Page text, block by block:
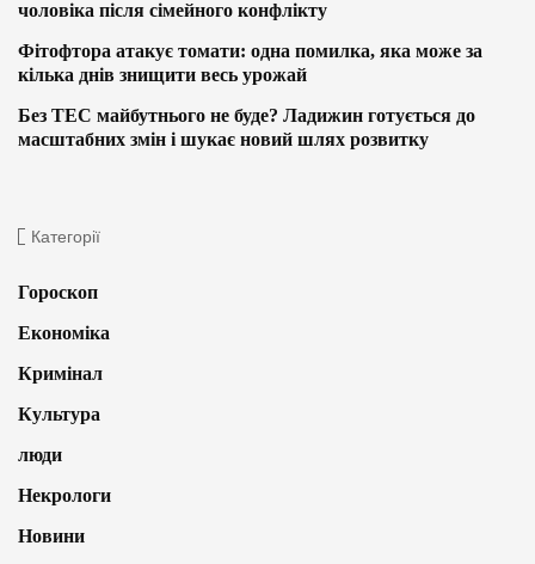
чоловіка після сімейного конфлікту
Фітофтора атакує томати: одна помилка, яка може за
кілька днів знищити весь урожай
Без ТЕС майбутнього не буде? Ладижин готується до
масштабних змін і шукає новий шлях розвитку
Категорії
Гороскоп
Економіка
Кримінал
Культура
люди
Некрологи
Новини